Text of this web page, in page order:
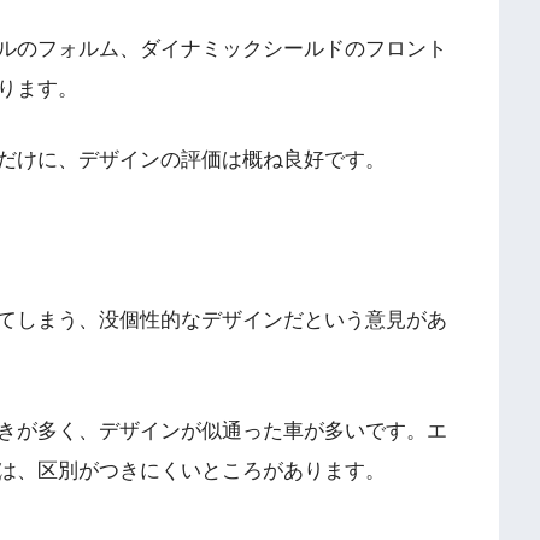
のフォルム、ダイナミックシールドのフロント
ます。
に、デザインの評価は概ね良好です。
しまう、没個性的なデザインだという意見があ
が多く、デザインが似通った車が多いです。エ
区別がつきにくいところがあります。